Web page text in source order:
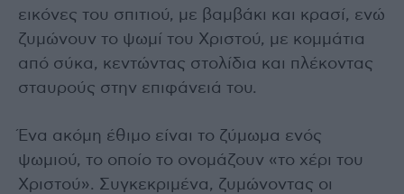
εικόνες του σπιτιού, με βαμβάκι και κρασί, ενώ
ζυμώνουν το ψωμί του Χριστού, με κομμάτια
από σύκα, κεντώντας στολίδια και πλέκοντας
σταυρούς στην επιφάνειά του.
Ένα ακόμη έθιμο είναι το ζύμωμα ενός
ψωμιού, το οποίο το ονομάζουν «το χέρι του
Χριστού». Συγκεκριμένα, ζυμώνοντας οι